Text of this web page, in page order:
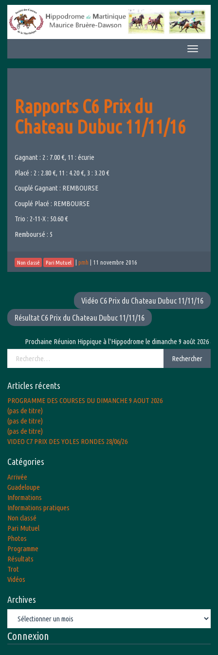
Aller
contenu
Afficher/
la
Rapports C6 Prix du
Chateau Dubuc 11/11/16
Gagnant : 2 : 7.00 €, 11 : écurie
Placé : 2 : 2.80 €, 11 : 4.20 €, 3 : 3.20 €
Couplé Gagnant : REMBOURSE
Couplé Placé : REMBOURSE
Trio : 2-11-X : 50.60 €
Remboursé : 5
Non classé Pari Mutuel pmh 11 novembre 2016
Vidéo C6 Prix du Chateau Dubuc 11/11/16
Résultat C6 Prix du Chateau Dubuc 11/11/16
Prochaine Réunion Hippique à l'Hippodrome le dimanche 9 août 2026
Rechercher
Articles récents
PROGRAMME DES COURSES DU DIMANCHE 9 AOUT 2026
(pas de titre)
(pas de titre)
(pas de titre)
VIDEO C7 PRIX DES YOLES RONDES 28/06/26
Catégories
Arrivée
Guadeloupe
Informations
Informations pratiques
Non classé
Pari Mutuel
Photos
Programme
Résultats
Trot
Vidéos
Archives
Connexion